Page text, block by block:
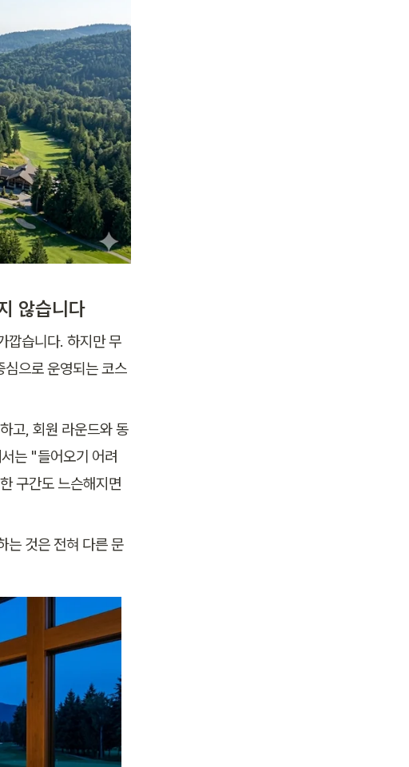
않습니다
깝습니다. 하지만 무
으로 운영되는 코스
고, 회원 라운드와 동
는 "들어오기 어려
구간도 느슨해지면
는 것은 전혀 다른 문